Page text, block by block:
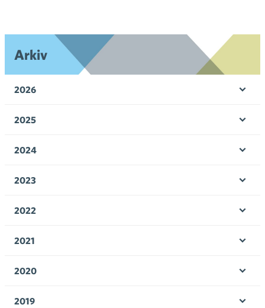
Arkiv
2026
2025
2024
2023
2022
2021
2020
2019